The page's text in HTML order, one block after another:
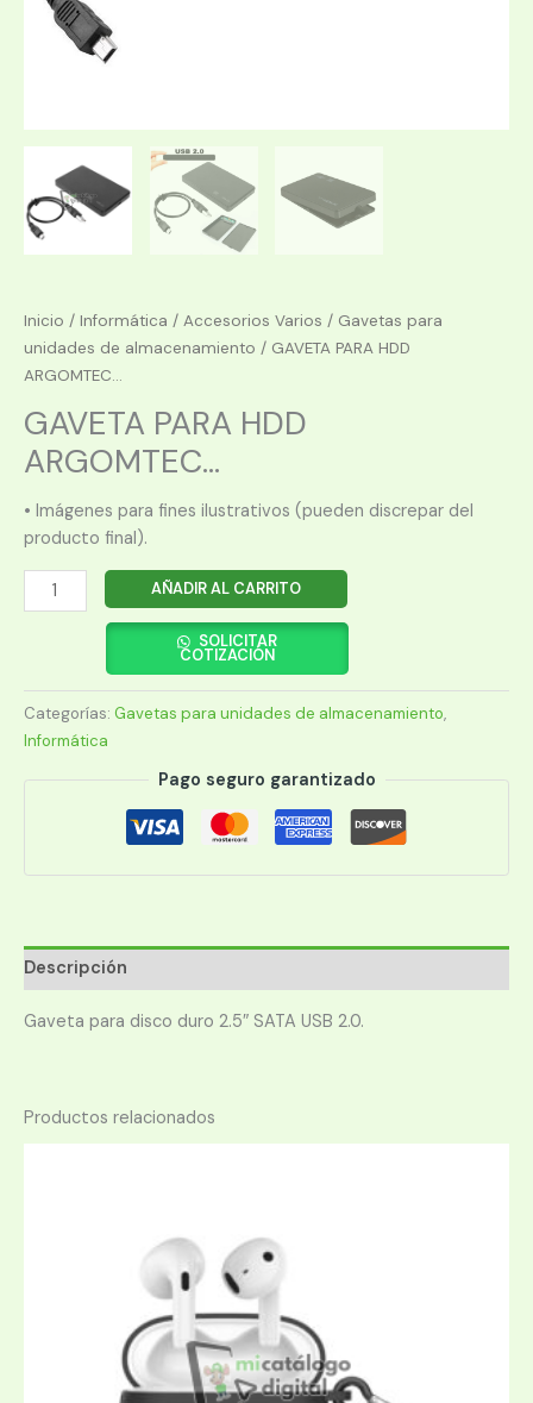
Inicio / Informática / Accesorios Varios / Gavetas para
unidades de almacenamiento / GAVETA PARA HDD
ARGOMTEC...
GAVETA PARA HDD
ARGOMTEC...
• Imágenes para fines ilustrativos (pueden discrepar del
producto final).
GAVETA
PARA
ARG-
AC-
1030
AÑADIR AL CARRITO
SOLICITAR
COTIZACIÓN
Categorías: Gavetas para unidades de almacenamiento,
Informática
Pago seguro garantizado
Descripción
Gaveta para disco duro 2.5″ SATA USB 2.0.
Productos relacionados